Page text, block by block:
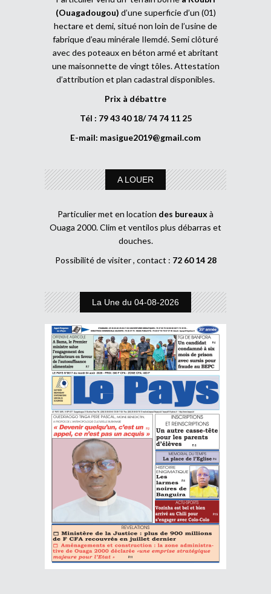
(Ouagadougou) d’une superficie d’un (01)
hectare et demi, situé non loin de l’usine de
fabrique d’eau minérale Ilemdé. Semi clôturé
avec des poteaux en béton armé et abritant
une maisonnette de vingt tôles. Attestation
d’attribution et plan cadastral disponibles.
Prix à débattre
Tél : 79 43 40 18/ 74 74 11 25
E-mail: masigue2019@gmail.com
A LOUER
Particulier met en location des bureaux à
Ouaga 2000. Clim et ventilos plus débarras et
douches.
Possibilité de visiter , contact : 72 60 14 28
La Une du 04-08-2026